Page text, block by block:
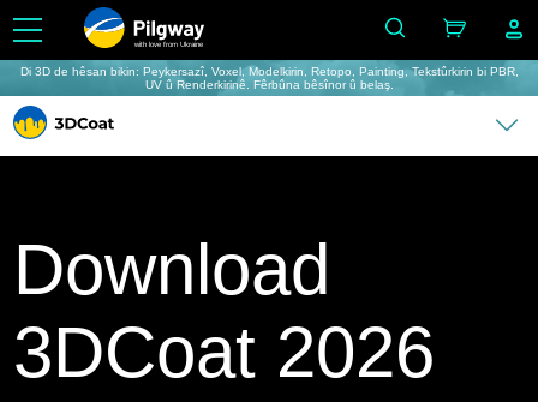
with love from Ukraine
Di 3D de hêsan bikin: Peykersazî, Voxel, Modelkirin, Retopo, Painting, Tekstûrkirin bi PBR,
UV û Renderkirinê. Fêrbûna bêsînor û belaş.
Download
3DCoat 2026